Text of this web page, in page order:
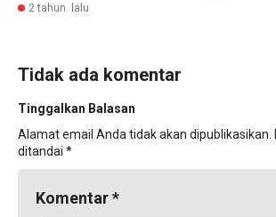
2 tahun lalu
Tidak ada komentar
Tinggalkan Balasan
Alamat email Anda tidak akan dipublikasikan.
ditandai *
Komentar*